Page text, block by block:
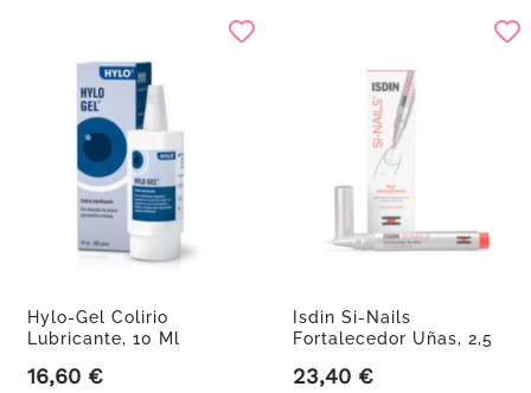
Hylo-Gel Colirio
Lubricante, 10 Ml
Precio
16,60 €
Isdin Si-Nails
Fortalecedor Uñas, 2,5
Precio
23,40 €